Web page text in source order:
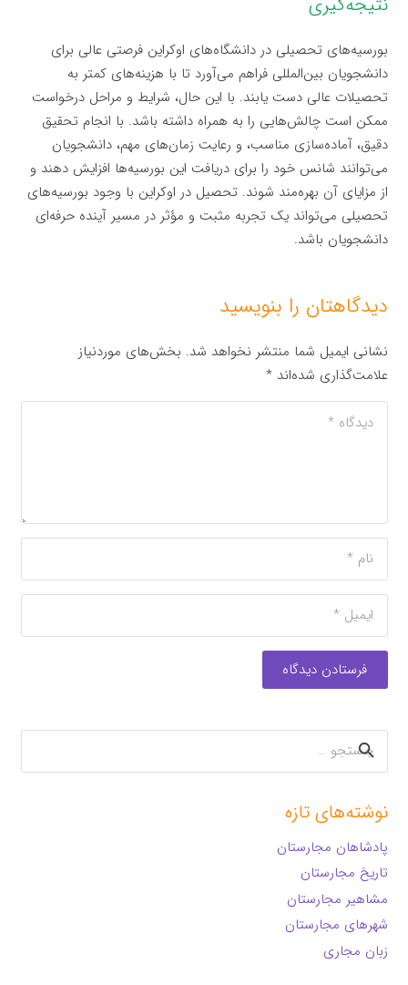
بورسیه‌های تحصیلی در دانشگاه‌های اوکراین فرصتی عالی برای
دانشجویان بین‌المللی فراهم می‌آورد تا با هزینه‌های کمتر به
تحصیلات عالی دست یابند. با این حال، شرایط و مراحل درخواست
ممکن است چالش‌هایی را به همراه داشته باشد. با انجام تحقیق
دقیق، آماده‌سازی مناسب، و رعایت زمان‌های مهم، دانشجویان
می‌توانند شانس خود را برای دریافت این بورسیه‌ها افزایش دهند و
از مزایای آن بهره‌مند شوند. تحصیل در اوکراین با وجود بورسیه‌های
تحصیلی می‌تواند یک تجربه مثبت و مؤثر در مسیر آینده حرفه‌ای
دانشجویان باشد.
دیدگاهتان را بنویسید
نشانی ایمیل شما منتشر نخواهد شد. بخش‌های موردنیاز
علامت‌گذاری شده‌اند*
فرستادن دیدگاه
جستجو
برای:
نوشته‌های تازه
پادشاهان مجارستان
تاریخ مجارستان
مشاهیر مجارستان
شهرهای مجارستان
زبان مجاری